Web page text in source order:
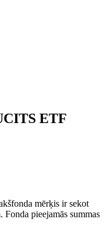
ETF
mērķis ir sekot
pieejamās summas